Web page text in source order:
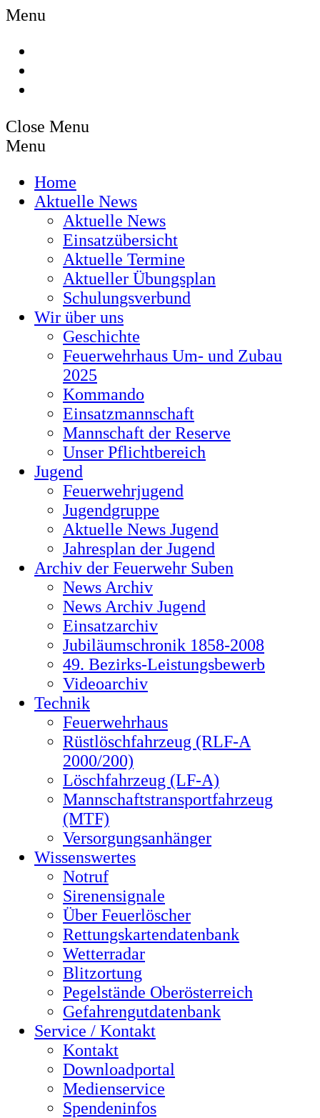
Menu
Close Menu
Menu
Home
Aktuelle News
Aktuelle News
Einsatzübersicht
Aktuelle Termine
Aktueller Übungsplan
Schulungsverbund
Wir über uns
Geschichte
Feuerwehrhaus Um- und Zubau
2025
Kommando
Einsatzmannschaft
Mannschaft der Reserve
Unser Pflichtbereich
Jugend
Feuerwehrjugend
Jugendgruppe
Aktuelle News Jugend
Jahresplan der Jugend
Archiv der Feuerwehr Suben
News Archiv
News Archiv Jugend
Einsatzarchiv
Jubiläumschronik 1858-2008
49. Bezirks-Leistungsbewerb
Videoarchiv
Technik
Feuerwehrhaus
Rüstlöschfahrzeug (RLF-A
2000/200)
Löschfahrzeug (LF-A)
Mannschaftstransportfahrzeug
(MTF)
Versorgungsanhänger
Wissenswertes
Notruf
Sirenensignale
Über Feuerlöscher
Rettungskartendatenbank
Wetterradar
Blitzortung
Pegelstände Oberösterreich
Gefahrengutdatenbank
Service / Kontakt
Kontakt
Downloadportal
Medienservice
Spendeninfos